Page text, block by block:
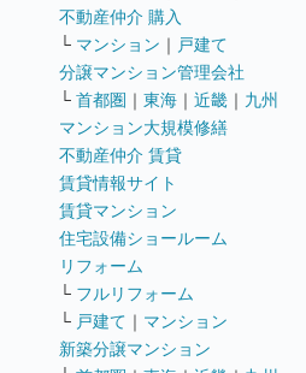
不動産仲介 購入
└ マンション ｜ 戸建て
分譲マンション管理会社
└ 首都圏 ｜ 東海 ｜ 近畿 ｜ 九州
マンション大規模修繕
不動産仲介 賃貸
賃貸情報サイト
賃貸マンション
住宅設備ショールーム
リフォーム
└ フルリフォーム
└ 戸建て ｜ マンション
新築分譲マンション